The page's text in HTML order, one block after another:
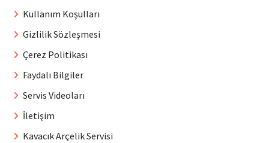
Kullanım Koşulları
Gizlilik Sözleşmesi
Çerez Politikası
Faydalı Bilgiler
Servis Videoları
İletişim
Kavacık Arçelik Servisi